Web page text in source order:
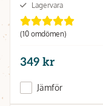
Lagervara
(10 omdömen)
349 kr
Jämför